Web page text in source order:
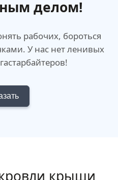
делом!
рабочих, бороться
У нас нет ленивых
крыши